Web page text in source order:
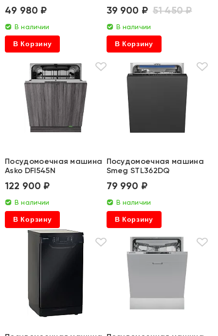
49 980 ₽
В наличии
В Корзину
39 900 ₽ 51 450 ₽
В наличии
В Корзину
Посудомоечная машина
Asko DFI545N
122 900 ₽
В наличии
В Корзину
Посудомоечная машина
Smeg STL362DQ
79 990 ₽
В наличии
В Корзину